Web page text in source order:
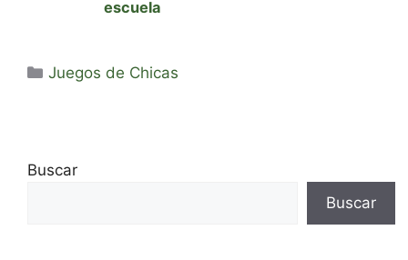
escuela
Categorías
Juegos de Chicas
Buscar
Buscar